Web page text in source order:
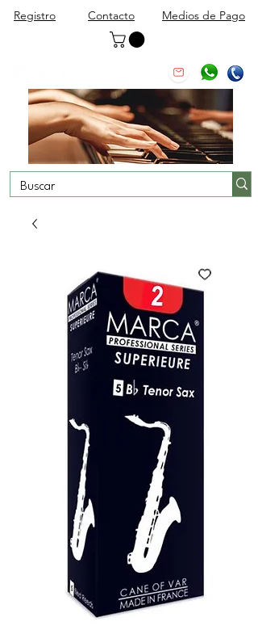
Registro Contacto Medios de Pago